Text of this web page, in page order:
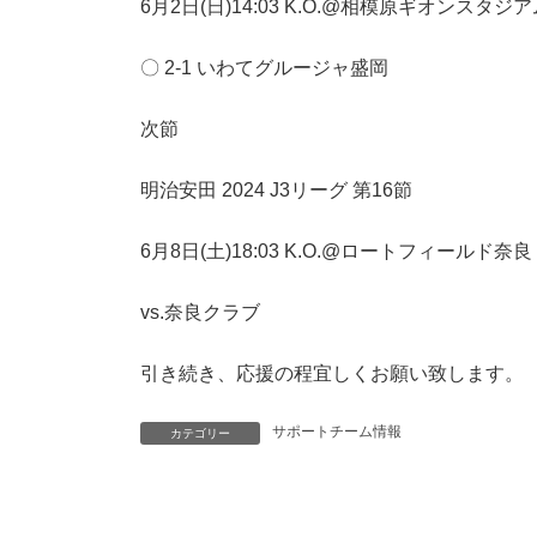
6月2日(日)14:03 K.O.@相模原ギオンスタジア
〇 2-1 いわてグルージャ盛岡
次節
明治安田 2024 J3リーグ 第16節
6月8日(土)18:03 K.O.@ロートフィールド奈良
vs.奈良クラブ
引き続き、応援の程宜しくお願い致します。
カテゴリー サポートチーム情報